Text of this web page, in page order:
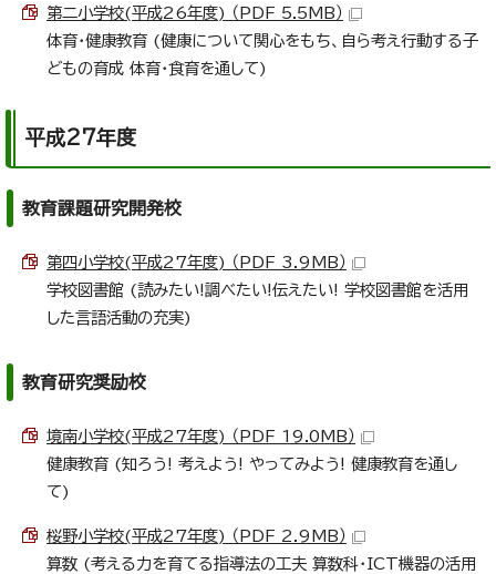
第二小学校(平成26年度) （PDF 5.5MB）
体育・健康教育 (健康について関心をもち、自ら考え行動する子
どもの育成 体育・食育を通して)
平成27年度
教育課題研究開発校
第四小学校(平成27年度) （PDF 3.9MB）
学校図書館 (読みたい!調べたい!伝えたい! 学校図書館を活用
した言語活動の充実)
教育研究奨励校
境南小学校(平成27年度) （PDF 19.0MB）
健康教育 (知ろう! 考えよう! やってみよう! 健康教育を通し
て)
桜野小学校(平成27年度) （PDF 2.9MB）
算数 (考える力を育てる指導法の工夫 算数科・ICT機器の活用